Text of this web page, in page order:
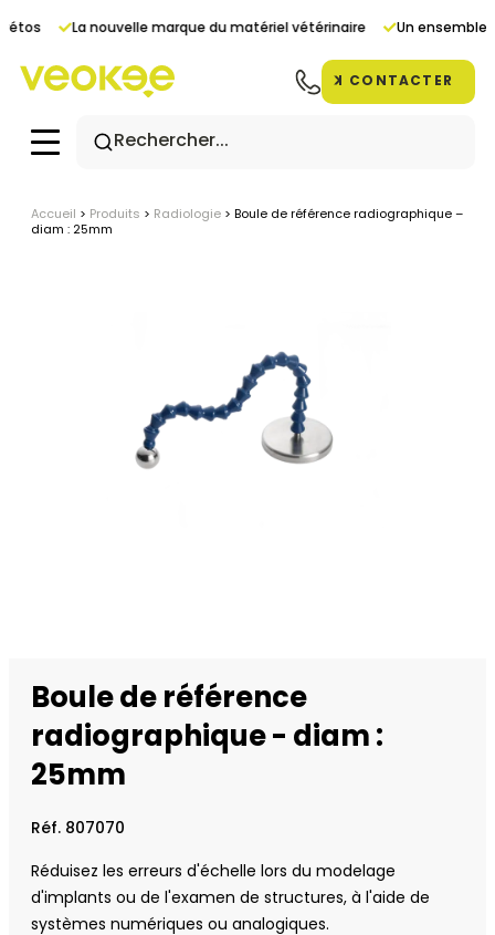
La nouvelle marque du matériel vétérinaire Un ensemble
CONTACTER
Accueil > Produits > Radiologie > Boule de référence radiographique –
diam : 25mm
Boule de référence
radiographique - diam :
25mm
Réf. 807070
Réduisez les erreurs d'échelle lors du modelage
d'implants ou de l'examen de structures, à l'aide de
systèmes numériques ou analogiques.